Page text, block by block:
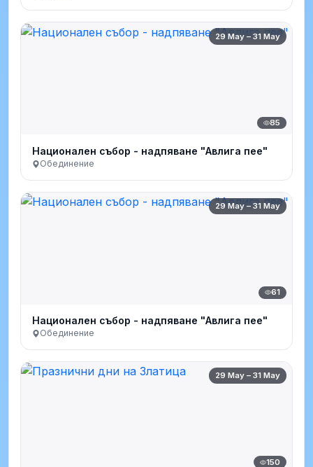
29 May – 31 May
85
Национален събор - надпяване "Авлига пее"
Обединение
29 May – 31 May
61
Национален събор - надпяване "Авлига пее"
Обединение
29 May – 31 May
150